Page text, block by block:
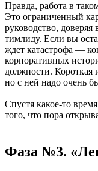
Правда, работа в
Это ограниченный
руководство,
тимлиду. Если вы
ждет катастрофа —
корпоративных
должности. Короткая
но с ней надо очень
Спустя какое-то
того, что пора
Фаза №3.